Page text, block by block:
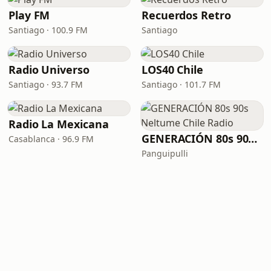
Play FM
Santiago · 100.9 FM
Recuerdos Retro
Santiago
Radio Universo
Santiago · 93.7 FM
LOS40 Chile
Santiago · 101.7 FM
Radio La Mexicana
Casablanca · 96.9 FM GENERACIÓN 80s 90s Neltume Chile Radio
Panguipulli